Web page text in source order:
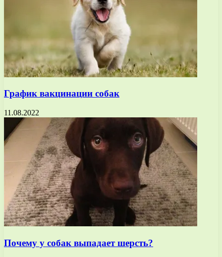
График вакцинации собак
11.08.2022
Почему у собак выпадает шерсть?